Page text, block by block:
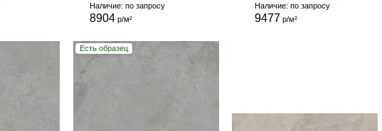
Наличие: по запросу
8904р/м²
Наличие: по запросу
9477 р/м²
Есть образец